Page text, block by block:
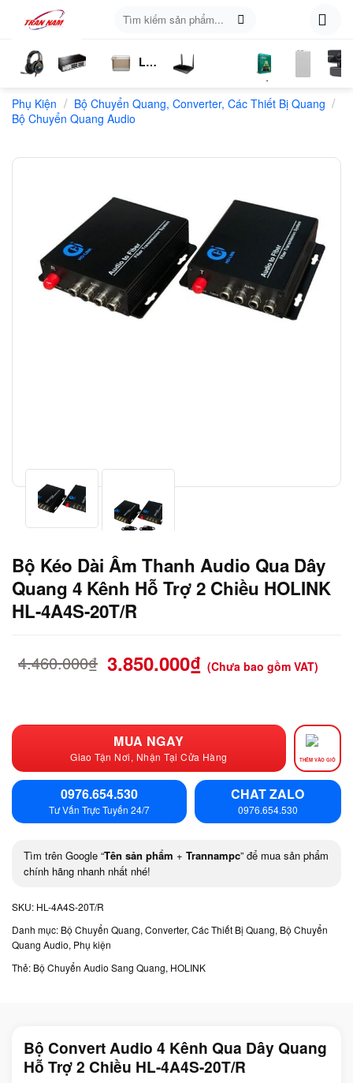
content
kiếm:
Nghe
Chia
Mạng
Loa
LTE
Sóng
Phần
Mềm
Kiện
Phụ Kiện / Bộ Chuyển Quang, Converter, Các Thiết Bị Quang /
Bộ Chuyển Quang Audio
Bộ Kéo Dài Âm Thanh Audio Qua Dây
Quang 4 Kênh Hỗ Trợ 2 Chiều HOLINK
HL-4A4S-20T/R
4.460.000₫ 3.850.000₫ (Chưa bao gồm VAT)
MUA NGAY
Giao Tận Nơi, Nhận Tại Cửa Hàng THÊM VÀO GIỎ
0976.654.530
Tư Vấn Trực Tuyến 24/7
CHAT ZALO
0976.654.530
Tìm trên Google “Tên sản phẩm + Trannampc” để mua sản phẩm
chính hãng nhanh nhất nhé!
SKU: HL-4A4S-20T/R
Danh mục: Bộ Chuyển Quang, Converter, Các Thiết Bị Quang, Bộ Chuyển
Quang Audio, Phụ kiện
Thẻ: Bộ Chuyển Audio Sang Quang, HOLINK
Bộ Convert Audio 4 Kênh Qua Dây Quang
Hỗ Trợ 2 Chiều HL-4A4S-20T/R